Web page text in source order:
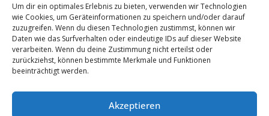
Um dir ein optimales Erlebnis zu bieten, verwenden wir Technologien
wie Cookies, um Geräteinformationen zu speichern und/oder darauf
zuzugreifen. Wenn du diesen Technologien zustimmst, können wir
Daten wie das Surfverhalten oder eindeutige IDs auf dieser Website
verarbeiten. Wenn du deine Zustimmung nicht erteilst oder
zurückziehst, können bestimmte Merkmale und Funktionen
beeinträchtigt werden.
Akzeptieren
Registernummer: VR 30220
Impressum / Datenschutz
Prävention